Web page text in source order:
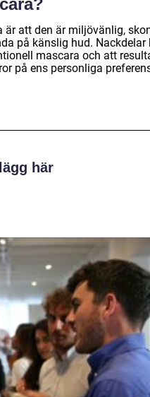
är att den är miljövänlig,
på känslig hud. Nackdelar
mascara och att
på ens personliga
här